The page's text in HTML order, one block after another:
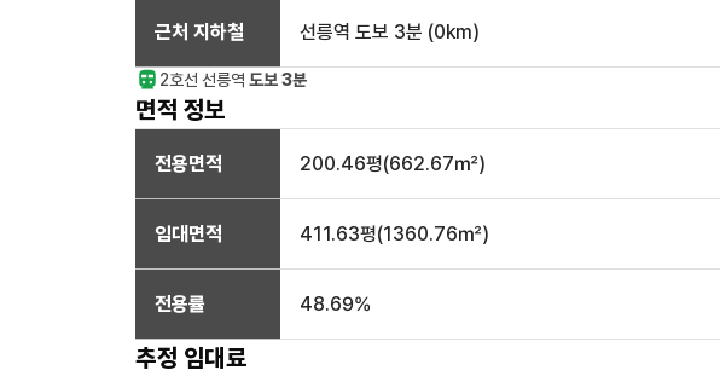
근처 지하철 선릉역 도보 3분 (0km)
2호선 선릉역 도보 3분
면적 정보
전용면적 200.46평(662.67㎡)
임대면적 411.63평(1360.76㎡)
전용률 48.69%
추정 임대료